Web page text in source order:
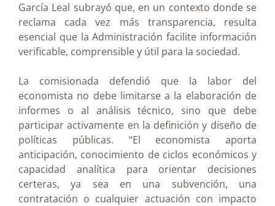
García Leal subrayó que, en un contexto donde se
reclama cada vez más transparencia, resulta
esencial que la Administración facilite información
verificable, comprensible y útil para la sociedad.
La comisionada defendió que la labor del
economista no debe limitarse a la elaboración de
informes o al análisis técnico, sino que debe
participar activamente en la definición y diseño de
políticas públicas. “El economista aporta
anticipación, conocimiento de ciclos económicos y
capacidad analítica para orientar decisiones
certeras, ya sea en una subvención, una
contratación o cualquier actuación con impacto